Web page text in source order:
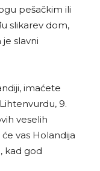
pešačkim ili
slikarev dom,
slavni
imaćete
9.
veselih
vas Holandija
kad god